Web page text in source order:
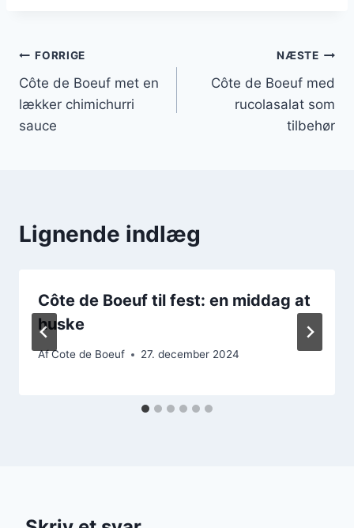
Indlægsnavigation
FORRIGE
Côte de Boeuf met en
lækker chimichurri
sauce
NÆSTE
Côte de Boeuf med
rucolasalat som
tilbehør
Lignende indlæg
Côte de Boeuf til fest: en middag at
huske
AfCote de Boeuf 27. december 2024